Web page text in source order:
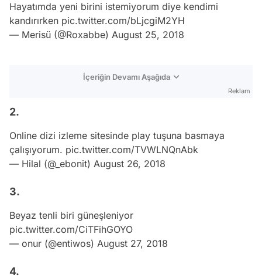
Hayatımda yeni birini istemiyorum diye kendimi
kandırırken pic.twitter.com/bLjcgiM2YH
— Merisü (@Roxabbe) August 25, 2018
İçeriğin Devamı Aşağıda
Reklam
2.
Online dizi izleme sitesinde play tuşuna basmaya
çalışıyorum. pic.twitter.com/TVWLNQnAbk
— Hilal (@_ebonit) August 26, 2018
3.
Beyaz tenli biri güneşleniyor
pic.twitter.com/CiTFihGOYO
— onur (@entiwos) August 27, 2018
4.